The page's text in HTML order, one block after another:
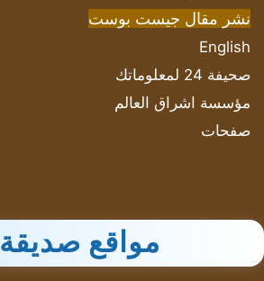
نشر مقال جيست بوست
English
صحيفة 24 لمعلوماتك
مؤسسة اشراق العالم
صفحات
مواقع صديقة